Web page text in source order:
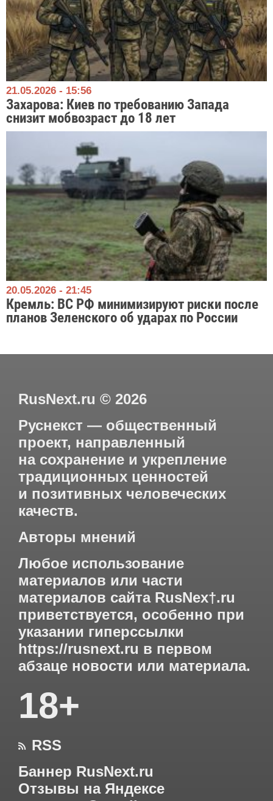
21.05.2026 - 15:56
Захарова: Киев по требованию Запада
снизит мобвозраст до 18 лет
20.05.2026 - 21:45
Кремль: ВС РФ минимизируют риски после
планов Зеленского об ударах по России
RusNext.ru © 2026
Руснекст — общественный
проект, направленный
на сохранение и укрепление
традиционных ценностей
и позитивных человеческих
качеств.
Авторы мнений
Любое использование
материалов или части
материалов сайта RusNex†.ru
приветствуется, особенно при
указании гиперссылки
https://rusnext.ru в первом
абзаце новости или материала.
18+

RSS
Баннер RusNext.ru
Отзывы на Яндексе